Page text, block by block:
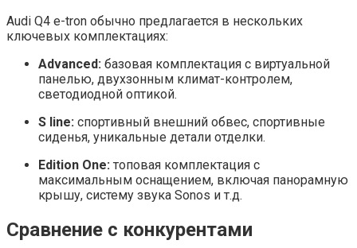
Audi Q4 e-tron обычно предлагается в нескольких
ключевых комплектациях:
Advanced: базовая комплектация с виртуальной
панелью, двухзонным климат-контролем,
светодиодной оптикой.
S line: спортивный внешний обвес, спортивные
сиденья, уникальные детали отделки.
Edition One: топовая комплектация с
максимальным оснащением, включая панорамную
крышу, систему звука Sonos и т.д.
Сравнение с конкурентами